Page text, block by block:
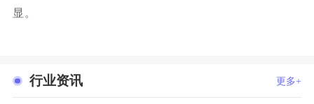
显。
行业资讯 更多+